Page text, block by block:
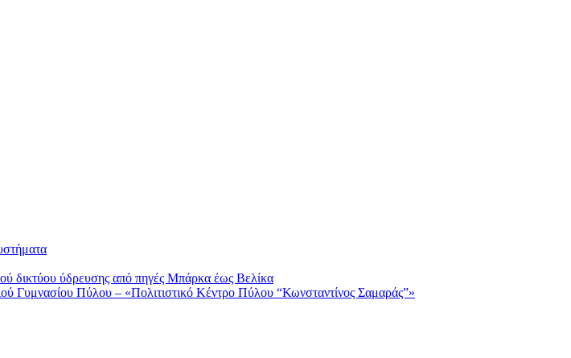
ύδρευσης από πηγές Μπάρκα έως Βελίκα
Γυμνασίου Πύλου – «Πολιτιστικό Κέντρο Πύλου “Κωνσταντίνος Σαμαράς”»